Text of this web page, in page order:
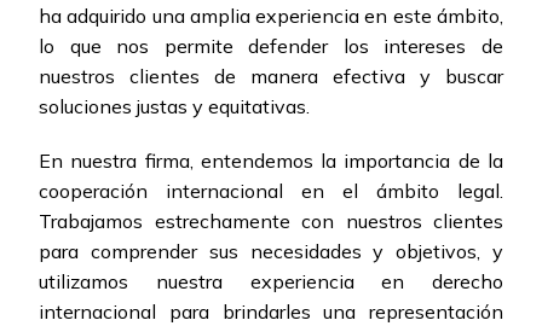
ha adquirido una amplia experiencia en este ámbito,
lo que nos permite defender los intereses de
nuestros clientes de manera efectiva y buscar
soluciones justas y equitativas.
En nuestra firma, entendemos la importancia de la
cooperación internacional en el ámbito legal.
Trabajamos estrechamente con nuestros clientes
para comprender sus necesidades y objetivos, y
utilizamos nuestra experiencia en derecho
internacional para brindarles una representación